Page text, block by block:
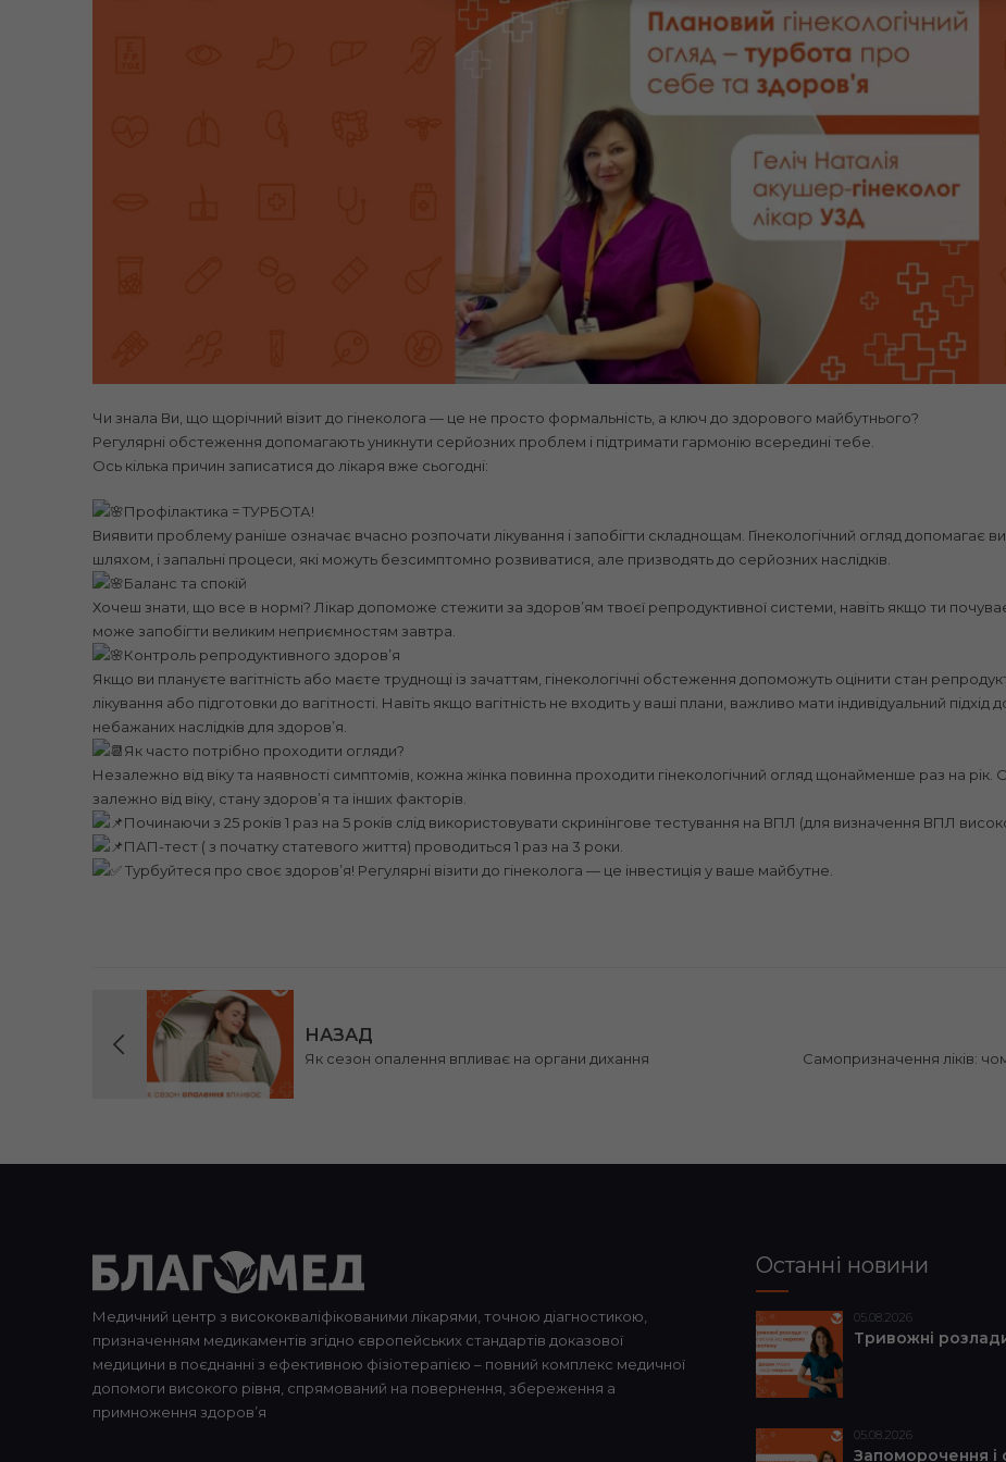
Чи знала Ви, що щорічний візит до гінеколога — це не просто формальність, а ключ до здорового майбутнього?
Регулярні обстеження допомагають уникнути серйозних проблем і підтримати гармонію всередині тебе.
Ось кілька причин записатися до лікаря вже сьогодні:
Профілактика = ТУРБОТА!
Виявити проблему раніше означає вчасно розпочати лікування і запобігти складнощам. Гінекологічний огляд допомагає
шляхом, і запальні процеси, які можуть безсимптомно розвиватися, але призводять до серйозних наслідків.
Баланс та спокій
Хочеш знати, що все в нормі? Лікар допоможе стежити за здоровʼям твоєї репродуктивної системи, навіть якщо ти
може запобігти великим неприємностям завтра.
Контроль репродуктивного здоров’я
Якщо ви плануєте вагітність або маєте труднощі із зачаттям, гінекологічні обстеження допоможуть оцінити стан
лікування або підготовки до вагітності. Навіть якщо вагітність не входить у ваші плани, важливо мати індивідуальний
небажаних наслідків для здоров’я.
Як часто потрібно проходити огляди?
Незалежно від віку та наявності симптомів, кожна жінка повинна проходити гінекологічний огляд щонайменше раз на рік.
залежно від віку, стану здоровʼя та інших факторів.
Починаючи з 25 років 1 раз на 5 років слід використовувати скринінгове тестування на ВПЛ (для визначення ВПЛ
ПАП-тест ( з початку статевого життя) проводиться 1 раз на 3 роки.
Турбуйтеся про своє здоровʼя! Регулярні візити до гінеколога — це інвестиція у ваше майбутне.
НАЗАД
Як сезон опалення впливає на органи дихання Самопризначення ліків:
Медичний центр з висококваліфікованими лікарями, точною діагностикою,
призначенням медикаментів згідно європейських стандартів доказової
медицини в поєднанні з ефективною фізіотерапією – повний комплекс медичної
допомоги високого рівня, спрямований на повернення, збереження а
примноження здоров’я
Останні новини
05.08.2026
Тривожні
05.08.2026
Запоморочення і